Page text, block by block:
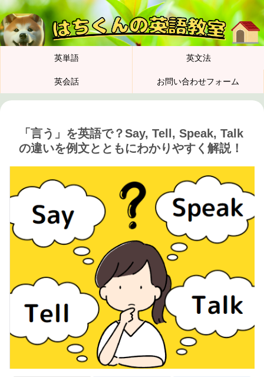
英単語 英文法
英会話 お問い合わせフォーム
「言う」を英語で？Say, Tell, Speak, Talk
の違いを例文とともにわかりやすく解説！